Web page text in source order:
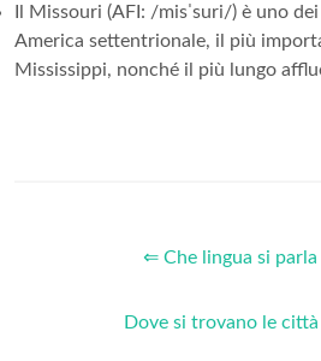
Il Missouri (AFI: /misˈsuri/) è uno
America settentrionale, il più
Mississippi, nonché il più lungo
⇐ Che lingua si parla
Dove si trovano le